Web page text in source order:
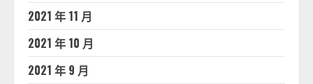
2021 年 11 月
2021 年 10 月
2021 年 9 月